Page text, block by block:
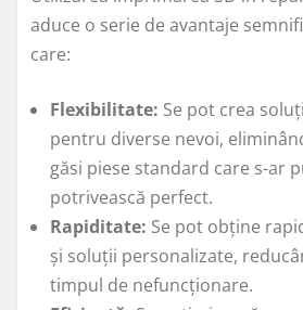
aduce o serie de avantaje
care:
Flexibilitate: Se pot crea
pentru diverse nevoi,
găsi piese standard care s-ar
potrivească perfect.
Rapiditate: Se pot obține
și soluții personalizate,
timpul de nefuncționare.